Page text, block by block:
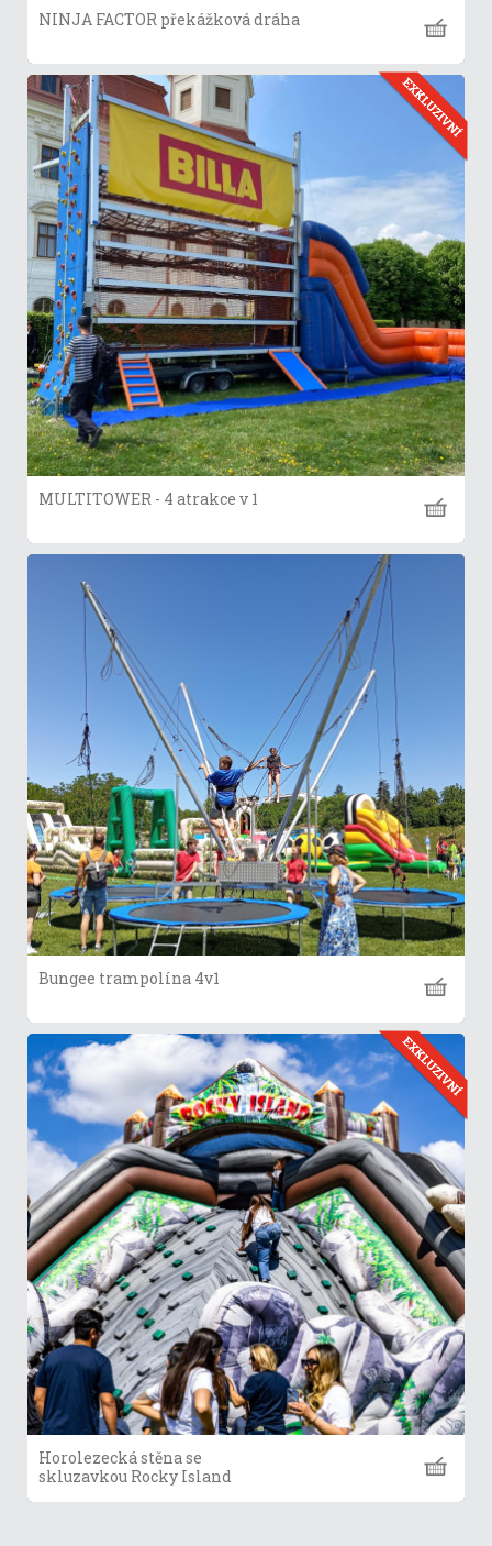
NINJA FACTOR překážková dráha
MULTITOWER - 4 atrakce v 1
Bungee trampolína 4v1
Horolezecká stěna se
skluzavkou Rocky Island